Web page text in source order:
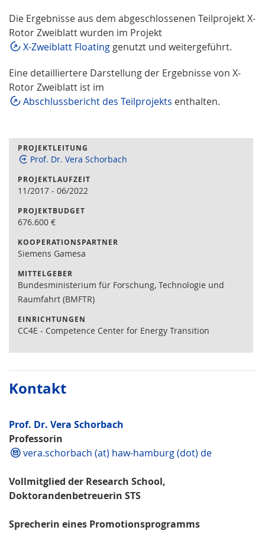
Die Ergebnisse aus dem abgeschlossenen Teilprojekt X-
Rotor Zweiblatt wurden im Projekt
X-Zweiblatt Floating genutzt und weitergeführt.
Eine detailliertere Darstellung der Ergebnisse von X-
Rotor Zweiblatt ist im
Abschlussbericht des Teilprojekts enthalten.
PROJEKTLEITUNG
Prof. Dr. Vera Schorbach
PROJEKTLAUFZEIT
11/2017 - 06/2022
PROJEKTBUDGET
676.600 €
KOOPERATIONSPARTNER
Siemens Gamesa
MITTELGEBER
Bundesministerium für Forschung, Technologie und
Raumfahrt (BMFTR)
EINRICHTUNGEN
CC4E - Competence Center for Energy Transition
Kontakt
Prof. Dr. Vera Schorbach
Professorin
vera.schorbach (at) haw-hamburg (dot) de
Vollmitglied der Research School,
Doktorandenbetreuerin STS
Sprecherin eines Promotionsprogramms